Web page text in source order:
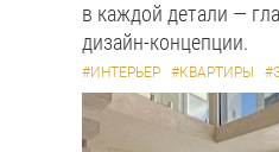
в каждой детали —
дизайн-концепции.
#ИНТЕРЬЕР #КВАРТИРЫ